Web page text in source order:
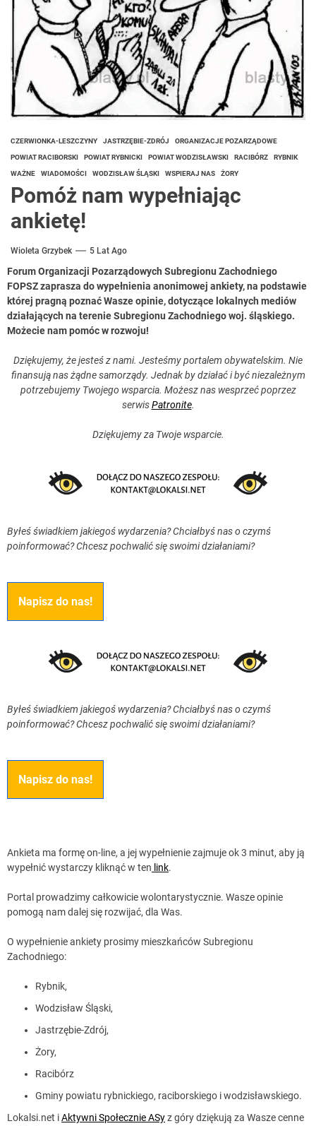
CZERWIONKA-LESZCZYNY JASTRZĘBIE-ZDRÓJ ORGANIZACJE POZARZĄDOWE
POWIAT RACIBORSKI POWIAT RYBNICKI POWIAT WODZISŁAWSKI RACIBÓRZ RYBNIK
WAŻNE WIADOMOŚCI WODZISŁAW ŚLĄSKI WSPIERAJ NAS ŻORY
Pomóż nam wypełniając
ankietę!
Wioleta Grzybek 5 Lat Ago
Forum Organizacji Pozarządowych Subregionu Zachodniego
FOPSZ zaprasza do wypełnienia anonimowej ankiety, na podstawie
której pragną poznać Wasze opinie, dotyczące lokalnych mediów
działających na terenie Subregionu Zachodniego woj. śląskiego.
Możecie nam pomóc w rozwoju!
Dziękujemy, że jesteś z nami. Jesteśmy portalem obywatelskim. Nie
finansują nas żądne samorządy. Jednak by działać i być niezależnym
potrzebujemy Twojego wsparcia. Możesz nas wesprzeć poprzez
serwisPatronite.
Dziękujemy za Twoje wsparcie.
Byłeś świadkiem jakiegoś wydarzenia? Chciałbyś nas o czymś
poinformować? Chcesz pochwalić się swoimi działaniami?
Napisz do nas!
Byłeś świadkiem jakiegoś wydarzenia? Chciałbyś nas o czymś
poinformować? Chcesz pochwalić się swoimi działaniami?
Napisz do nas!
Ankieta ma formę on-line, a jej wypełnienie zajmuje ok 3 minut, aby ją
wypełnić wystarczy kliknąć w ten link.
Portal prowadzimy całkowicie wolontarystycznie. Wasze opinie
pomogą nam dalej się rozwijać, dla Was.
O wypełnienie ankiety prosimy mieszkańców Subregionu
Zachodniego:
Rybnik,
Wodzisław Śląski,
Jastrzębie-Zdrój,
Żory,
Racibórz
Gminy powiatu rybnickiego, raciborskiego i wodzisławskiego.
Lokalsi.net iAktywni Społecznie ASyz góry dziękują za Wasze cenne